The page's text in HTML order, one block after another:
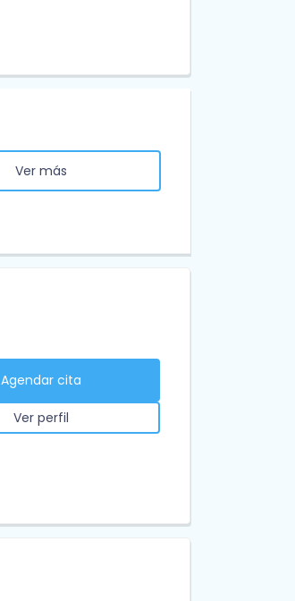
Ver más
Agendar cita
Ver perfil